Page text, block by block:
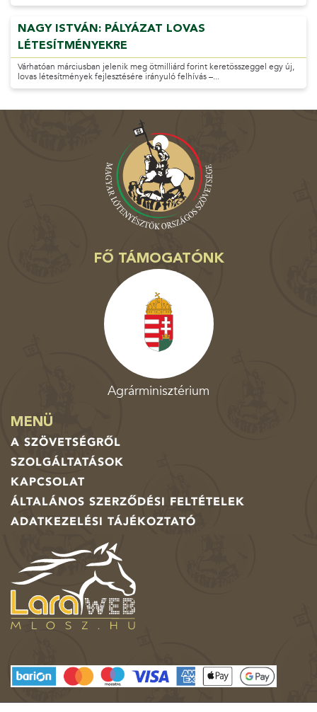
NAGY ISTVÁN: PÁLYÁZAT LOVAS
LÉTESÍTMÉNYEKRE
Várhatóan márciusban jelenik meg ötmilliárd forint keretösszeggel egy új,
lovas létesítmények fejlesztésére irányuló felhívás –...
FŐ TÁMOGATÓNK
Agrárminisztérium
MENÜ
A SZÖVETSÉGRŐL
SZOLGÁLTATÁSOK
KAPCSOLAT
ÁLTALÁNOS SZERZŐDÉSI FELTÉTELEK
ADATKEZELÉSI TÁJÉKOZTATÓ